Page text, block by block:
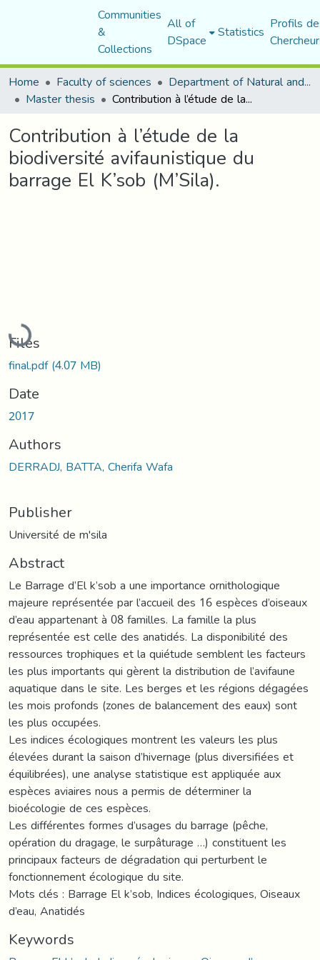
Communities
&
Collections
All of
DSpace Statistics Profils
Home
Faculty of sciences Department of Natural and Life Sciences
Master thesis Contribution à l’étude de la biodiversité avifaunistique du barrage El K’sob (M’Sila).
Contribution à l’étude de la
biodiversité avifaunistique du
barrage El K’sob (M’Sila).
Loading...
Files
final.pdf(4.07 MB)
Date
2017
Authors
DERRADJ, BATTA, Cherifa Wafa
Publisher
Université de m'sila
Abstract
Le Barrage d’El k’sob a une importance ornithologique
majeure représentée par l’accueil des 16 espèces d’oiseaux
d’eau appartenant à 08 familles. La famille la plus
représentée est celle des anatidés. La disponibilité des
ressources trophiques et la quiétude semblent les facteurs
les plus importants qui gèrent la distribution de l’avifaune
aquatique dans le site. Les berges et les régions dégagées
les mois profonds (zones de balancement des eaux) sont
les plus occupées.
Les indices écologiques montrent les valeurs les plus
élevées durant la saison d’hivernage (plus diversifiées et
équilibrées), une analyse statistique est appliquée aux
espèces aviaires nous a permis de déterminer la
bioécologie de ces espèces.
Les différentes formes d’usages du barrage (pêche,
opération du dragage, le surpâturage …) constituent les
principaux facteurs de dégradation qui perturbent le
fonctionnement écologique du site.
Mots clés : Barrage El k’sob, Indices écologiques, Oiseaux
d’eau, Anatidés
Keywords